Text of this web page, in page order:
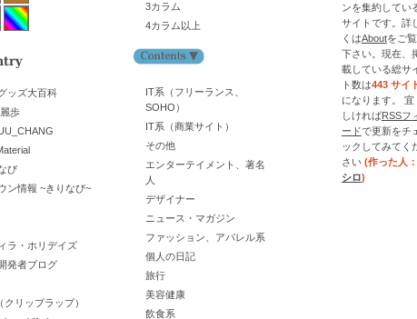
ッズ大百科
歩
び
ン情報 ~きりなび~
ラ・ホリデイズ
発者ブログ
クリップラップ）
3カラム
4カラム以上
IT系（フリーランス、
SOHO）
IT系（商業サイト）
その他
エンターテイメント、著名
人
デザイナー
ニュース・マガジン
ファッション、アパレル系
個人の日記
旅行
美容健康
飲食系
ンを集約してい
サイトです。詳
くはAboutをご覧
下さい。現在、
載している総サ
ト数は443 サイ
になります。 宜
しければRSSフ
ードで更新をチ
ックしてみてく
さい (作った人：
シロ)